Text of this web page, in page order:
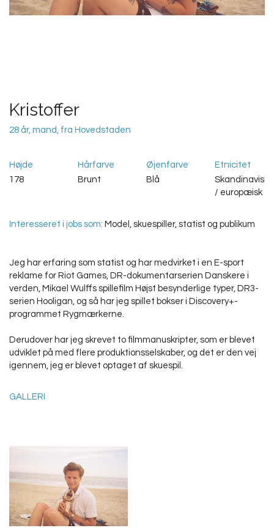
Kristoffer
28 år, mand, fra Hovedstaden
Højde
178
Hårfarve
Brunt
Øjenfarve
Blå
Etnicitet
Skandinavisk
/ europæisk
Interesseret i jobs som: Model, skuespiller, statist og publikum
Jeg har erfaring som statist og har medvirket i en E-sport
reklame for Riot Games, DR-dokumentarserien Danskere i
verden, Mikael Wulffs spillefilm Højst besynderlige typer, DR3-
serien Hooligan, og så har jeg spillet bokser i Discovery+-
programmet Rygmærkerne.
Derudover har jeg skrevet to filmmanuskripter, som er blevet
udviklet på med flere produktionsselskaber, og det er den vej
igennem, jeg er blevet optaget af skuespil.
GALLERI